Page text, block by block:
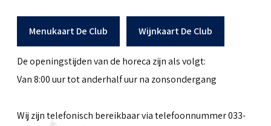
Menukaart De Club Wijnkaart De Club
De openingstijden van de horeca zijn als volgt:
Van 8:00 uur tot anderhalf uur na zonsondergang
Wij zijn telefonisch bereikbaar via telefoonnummer 033-